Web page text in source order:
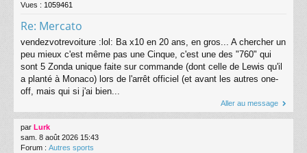
Vues : 1059461
Re: Mercato
vendezvotrevoiture :lol: Ba x10 en 20 ans, en gros... A chercher un
peu mieux c'est même pas une Cinque, c'est une des "760" qui
sont 5 Zonda unique faite sur commande (dont celle de Lewis qu'il
a planté à Monaco) lors de l'arrêt officiel (et avant les autres one-
off, mais qui si j'ai bien...
Aller au message
par Lurk
sam. 8 août 2026 15:43
Forum : Autres sports